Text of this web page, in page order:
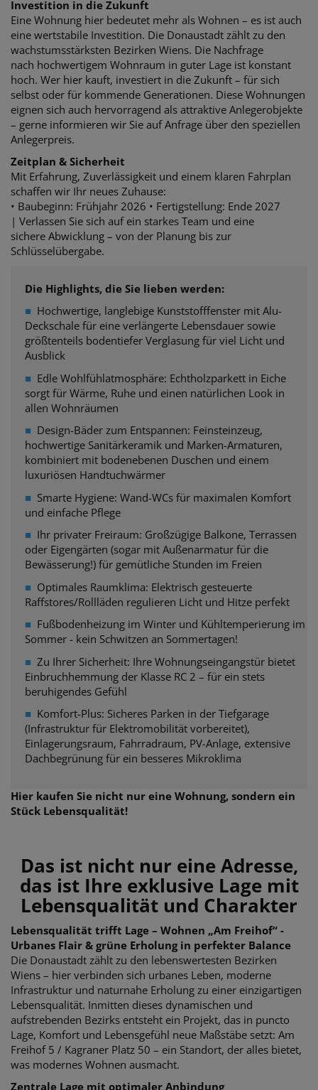
Investition in die Zukunft
Eine Wohnung hier bedeutet mehr als Wohnen – es ist auch
eine wertstabile Investition. Die Donaustadt zählt zu den
wachstumsstärksten Bezirken Wiens. Die Nachfrage
nach hochwertigem Wohnraum in guter Lage ist konstant
hoch. Wer hier kauft, investiert in die Zukunft – für sich
selbst oder für kommende Generationen. Diese Wohnungen
eignen sich auch hervorragend als attraktive Anlegerobjekte
– gerne informieren wir Sie auf Anfrage über den speziellen
Anlegerpreis.
Zeitplan & Sicherheit
Mit Erfahrung, Zuverlässigkeit und einem klaren Fahrplan
schaffen wir Ihr neues Zuhause:
• Baubeginn: Frühjahr 2026 • Fertigstellung: Ende 2027
| Verlassen Sie sich auf ein starkes Team und eine
sichere Abwicklung – von der Planung bis zur
Schlüsselübergabe.
Die Highlights, die Sie lieben werden:
■ Hochwertige, langlebige Kunststofffenster mit Alu-
Deckschale für eine verlängerte Lebensdauer sowie
größtenteils bodentiefer Verglasung für viel Licht und
Ausblick
■ Edle Wohlfühlatmosphäre: Echtholzparkett in Eiche
sorgt für Wärme, Ruhe und einen natürlichen Look in
allen Wohnräumen
■ Design-Bäder zum Entspannen: Feinsteinzeug,
hochwertige Sanitärkeramik und Marken-Armaturen,
kombiniert mit bodenebenen Duschen und einem
luxuriösen Handtuchwärmer
■ Smarte Hygiene: Wand-WCs für maximalen Komfort
und einfache Pflege
■ Ihr privater Freiraum: Großzügige Balkone, Terrassen
oder Eigengärten (sogar mit Außenarmatur für die
Bewässerung!) für gemütliche Stunden im Freien
■ Optimales Raumklima: Elektrisch gesteuerte
Raffstores/Rollläden regulieren Licht und Hitze perfekt
■ Fußbodenheizung im Winter und Kühltemperierung im
Sommer - kein Schwitzen an Sommertagen!
■ Zu Ihrer Sicherheit: Ihre Wohnungseingangstür bietet
Einbruchhemmung der Klasse RC 2 – für ein stets
beruhigendes Gefühl
■ Komfort-Plus: Sicheres Parken in der Tiefgarage
(Infrastruktur für Elektromobilität vorbereitet),
Einlagerungsraum, Fahrradraum, PV-Anlage, extensive
Dachbegrünung für ein besseres Mikroklima
Hier kaufen Sie nicht nur eine Wohnung, sondern ein
Stück Lebensqualität!
Das ist nicht nur eine Adresse,
das ist Ihre exklusive Lage mit
Lebensqualität und Charakter
Lebensqualität trifft Lage – Wohnen „Am Freihof“ -
Urbanes Flair & grüne Erholung in perfekter Balance
Die Donaustadt zählt zu den lebenswertesten Bezirken
Wiens – hier verbinden sich urbanes Leben, moderne
Infrastruktur und naturnahe Erholung zu einer einzigartigen
Lebensqualität. Inmitten dieses dynamischen und
aufstrebenden Bezirks entsteht ein Projekt, das in puncto
Lage, Komfort und Lebensgefühl neue Maßstäbe setzt: Am
Freihof 5 / Kagraner Platz 50 – ein Standort, der alles bietet,
was modernes Wohnen ausmacht.
Zentrale Lage mit optimaler Anbindung